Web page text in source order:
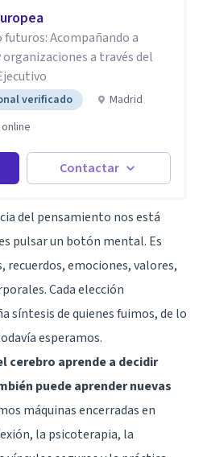
Acompañando a
organizaciones a través del
verificado
Madrid
Contactar
del pensamiento nos está
pulsar un botón mental. Es
recuerdos, emociones, valores,
Cada elección
síntesis de quienes fuimos, de lo
esperamos.
cerebro aprende a decidir
puede aprender nuevas
máquinas encerradas en
la psicoterapia, la